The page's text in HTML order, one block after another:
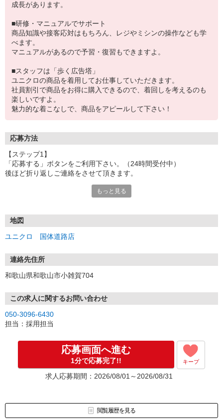
成長があります。
■研修・マニュアルでサポート
商品知識や接客応対はもちろん、レジやミシンの操作なども学
べます。
マニュアルがあるので予習・復習もできますよ。
■スタッフは「歩く広告塔」
ユニクロの商品を着用してお仕事していただきます。
社員割引で商品をお得に購入できるので、着回しを考えるのも
楽しいですよ。
魅力的な着こなしで、商品をアピールして下さい！
応募方法
【ステップ1】
「応募する」ボタンをご利用下さい。（24時間受付中）
後ほど折り返しご連絡をさせて頂きます。
※履歴書の返却は致しません、予めご了承下さい。
不安なことや質問等がございましたら、
※営業時間内にご連絡下さい。
もっと見る
地図
ユニクロ 国体道路店
連絡先住所
和歌山県和歌山市小雑賀704
この求人に関するお問い合わせ
050-3096-6430
担当：採用担当
応募画面へ進む
1分で応募完了!! キープ
求人応募期間：2026/08/01～2026/08/31
閲覧履歴を見る